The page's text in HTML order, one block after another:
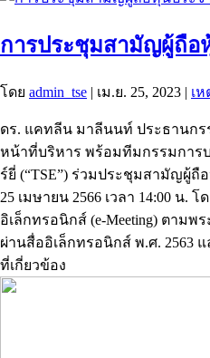
การประชุมสามัญผู้ถือ
โดย admin_tse | เม.ย. 25, 2023 | เ
ดร. แคทลีน มาลีนนท์ ประธานกร
หน้าที่บริหาร พร้อมทีมกรรมการ
ร์ยี่ (“TSE”) ร่วมประชุมสามัญผู้ถื
25 เมษายน 2566 เวลา 14:00 น.
อิเล็กทรอนิกส์ (e-Meeting) ตาม
ผ่านสื่ออิเล็กทรอนิกส์ พ.ศ. 2563
ที่เกี่ยวข้อง